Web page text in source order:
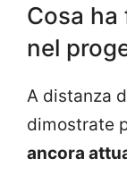
Cosa
nel
A distanza
dimostrate
ancora